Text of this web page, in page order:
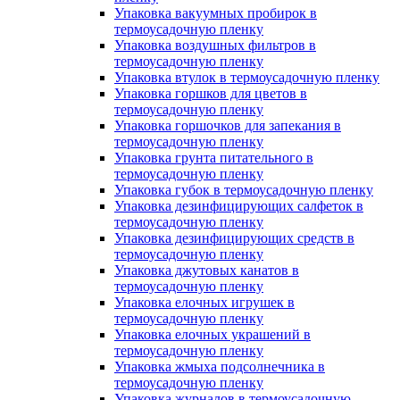
Упаковка вакуумных пробирок в
термоусадочную пленку
Упаковка воздушных фильтров в
термоусадочную пленку
Упаковка втулок в термоусадочную пленку
Упаковка горшков для цветов в
термоусадочную пленку
Упаковка горшочков для запекания в
термоусадочную пленку
Упаковка грунта питательного в
термоусадочную пленку
Упаковка губок в термоусадочную пленку
Упаковка дезинфицирующих салфеток в
термоусадочную пленку
Упаковка дезинфицирующих средств в
термоусадочную пленку
Упаковка джутовых канатов в
термоусадочную пленку
Упаковка елочных игрушек в
термоусадочную пленку
Упаковка елочных украшений в
термоусадочную пленку
Упаковка жмыха подсолнечника в
термоусадочную пленку